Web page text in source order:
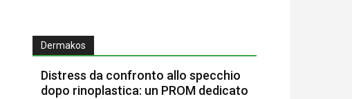
Dermakos
Distress da confronto allo specchio
dopo rinoplastica: un PROM dedicato